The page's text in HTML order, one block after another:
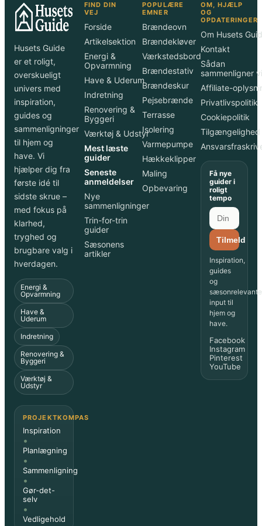
Husets Guide
er et roligt,
overskueligt
univers med
inspiration,
guides og
sammenligninger
til hjem og
have. Vi
hjælper dig fra
første idé til
sidste skrue –
med fokus på
klarhed,
tryghed og
brugbare valg i
hverdagen.
Energi &
Opvarmning
Have &
Uderum
Indretning
Renovering &
Byggeri
Værktøj &
Udstyr
PROJEKTKOMPAS
Inspiration
•
Planlægning
•
Sammenligning
•
Gør-det-
selv
•
Vedligehold
FIND DIN
VEJ
Forside
Artikelsektion
Energi &
Opvarmning
Have & Uderum
Indretning
Renovering &
Byggeri
Værktøj & Udstyr
Mest læste
guider
Seneste
anmeldelser
Nye
sammenligninger
Trin-for-trin
guider
Sæsonens
artikler
POPULÆRE
EMNER
Brændeovn
Brændekløver
Værkstedsbord
Brændestativ
Brændeskur
Pejsebrænde
Terrasse
Isolering
Varmepumpe
Hækkeklipper
Maling
Opbevaring
OM, HJÆLP
OG
OPDATERINGER
Om Husets
Kontakt
Sådan
sammenligner vi
Affiliate-
Privatlivspolitik
Cookiepolitik
Tilgængelighed
Få nye
guider i
roligt
tempo
Tilmeld
Inspiration,
guides
og
sæsonrelevante
input til
hjem og
have.
Facebook
Instagram
Pinterest
YouTube